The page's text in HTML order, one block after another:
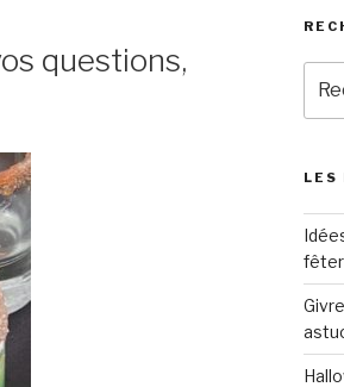
questions,
pour
:
LES
fêter